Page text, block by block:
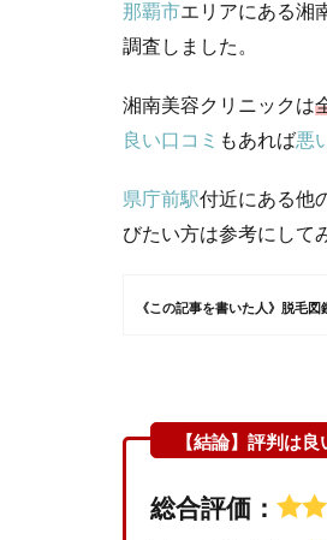
那覇市エリアにある湘
調査しました。
湘南美容クリニックは
良い口コミ もあれば悪
県庁前駅付近にある他
びたい方は参考にして
《この記事を書いた人》脱毛図
総合評価：